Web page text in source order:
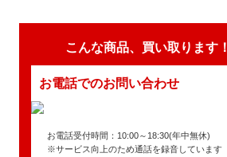
こんな商品、買い取ります！
お電話でのお問い合わせ
お電話受付時間：10:00～18:30(年中無休)
※サービス向上のため通話を録音しています